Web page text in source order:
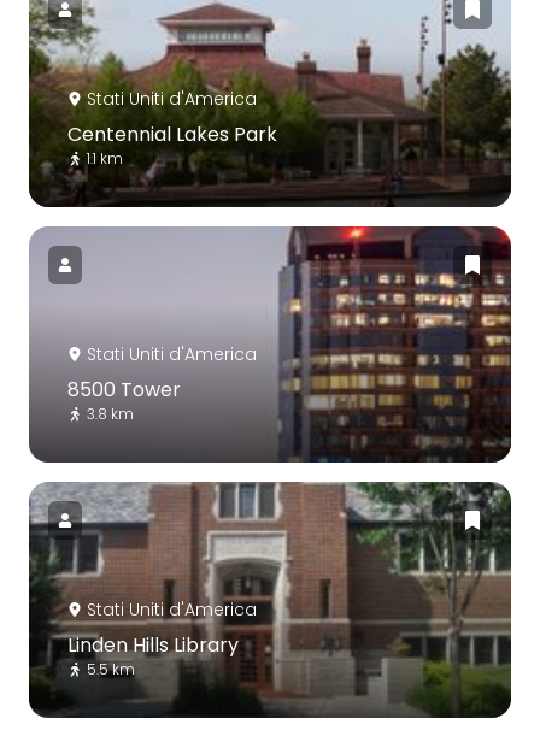
Stati Uniti d'America
Centennial Lakes Park
1.1 km
Stati Uniti d'America
8500 Tower
3.8 km
Stati Uniti d'America
Linden Hills Library
5.5 km